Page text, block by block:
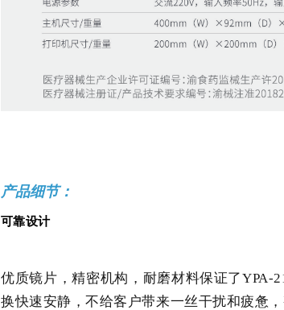
产品细节：
可靠设计
优质镜片，精密机构，耐磨材料保证了YPA-
换快速安静，不给客户带来一丝干扰和疲惫